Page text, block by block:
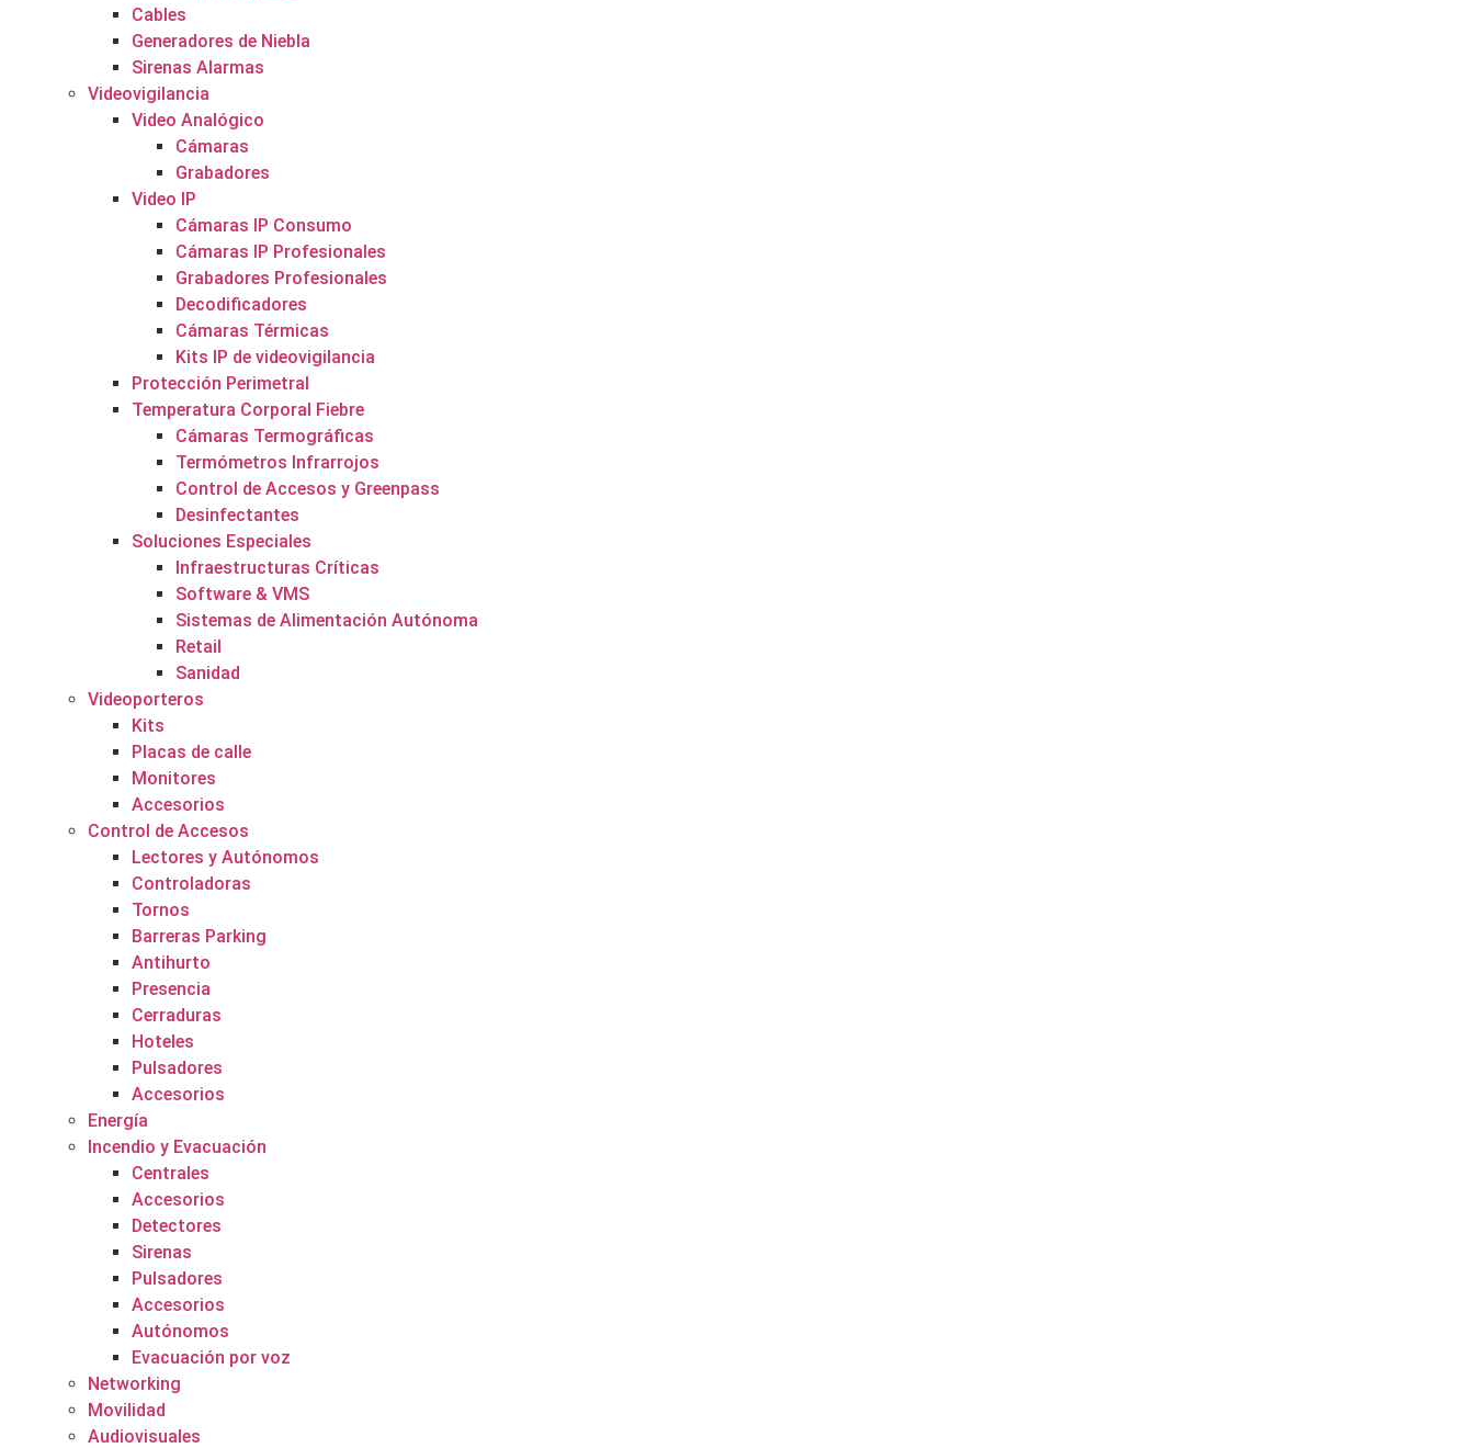
Cables
Generadores de Niebla
Sirenas Alarmas
Videovigilancia
Video Analógico
Cámaras
Grabadores
Video IP
Cámaras IP Consumo
Cámaras IP Profesionales
Grabadores Profesionales
Decodificadores
Cámaras Térmicas
Kits IP de videovigilancia
Protección Perimetral
Temperatura Corporal Fiebre
Cámaras Termográficas
Termómetros Infrarrojos
Control de Accesos y Greenpass
Desinfectantes
Soluciones Especiales
Infraestructuras Críticas
Software & VMS
Sistemas de Alimentación Autónoma
Retail
Sanidad
Videoporteros
Kits
Placas de calle
Monitores
Accesorios
Control de Accesos
Lectores y Autónomos
Controladoras
Tornos
Barreras Parking
Antihurto
Presencia
Cerraduras
Hoteles
Pulsadores
Accesorios
Energía
Incendio y Evacuación
Centrales
Accesorios
Detectores
Sirenas
Pulsadores
Accesorios
Autónomos
Evacuación por voz
Networking
Movilidad
Audiovisuales